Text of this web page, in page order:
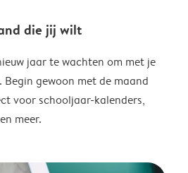
die jij wilt
jaar te wachten om met je
gewoon met de maand
voor schooljaar-kalenders,
meer.